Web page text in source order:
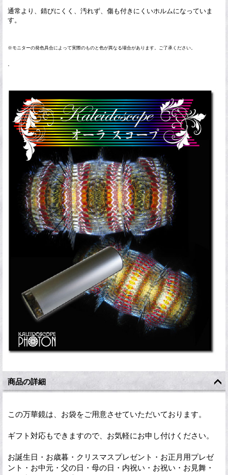
通常より、錆びにくく、汚れず、傷も付きにくいホルムになっていま
す。
※モニターの発色具合によって実際のものと色が異なる場合があります。ご了承ください。
商品の詳細
この万華鏡は、お袋をご用意させていただいております。
ギフト対応もできますので、お気軽にお申し付けください。
お誕生日・お歳暮・クリスマスプレゼント・お正月用プレゼ
ント・お中元・父の日・母の日・内祝い・お祝い・お見舞・